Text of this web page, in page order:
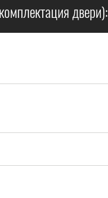
двери):